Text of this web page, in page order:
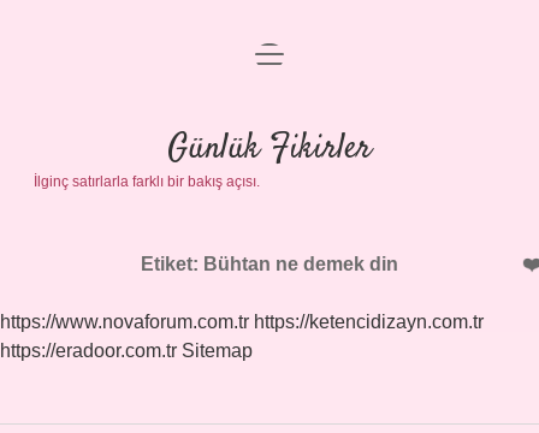
Anasayfa
Gizlilik Politikası
Yasal Uyarı
menüyü
Günlük Fikirler
İlginç satırlarla farklı bir bakış açısı.
Etiket: Bühtan ne demek din
https://www.novaforum.com.tr https://ketencidizayn.com.tr
https://eradoor.com.tr Sitemap